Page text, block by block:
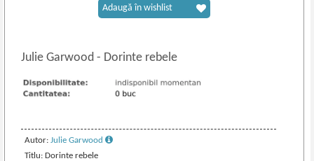
Julie Garwood- Dorinte rebele
Autor: Julie Garwood
Titlu: Dorinte rebele
Adaugă în wishlist